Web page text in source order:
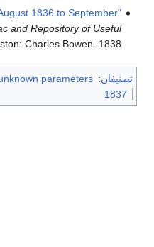
1836 to September
and Repository of Useful
Charles Bowen. 1838.
تصنيفان:
parameters
1837